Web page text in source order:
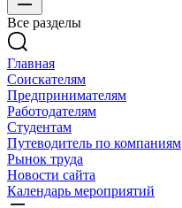
Все разделы
Главная
Соискателям
Предпринимателям
Работодателям
Студентам
Путеводитель по компаниям
Рынок труда
Новости сайта
Календарь мероприятий